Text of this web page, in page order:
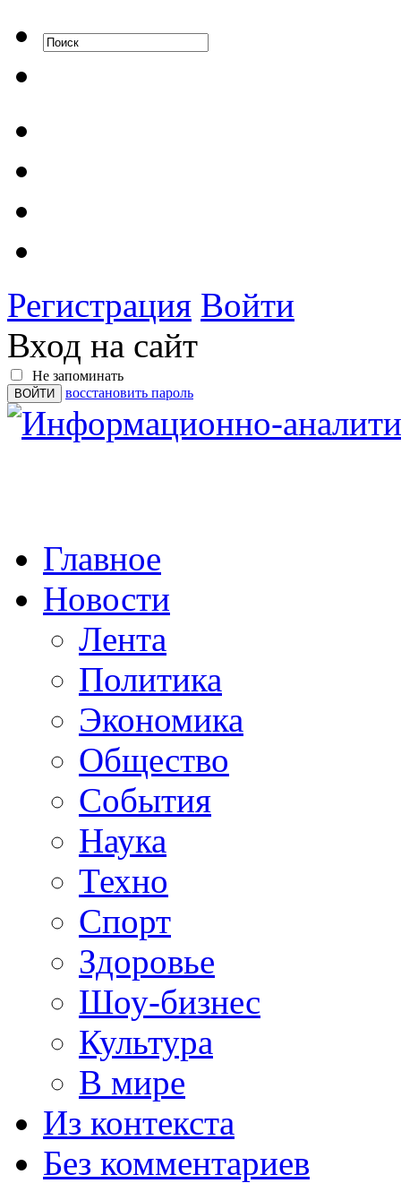
Регистрация Войти
Вход на сайт
Не запоминать
восстановить пароль
Главное
Новости
Лента
Политика
Экономика
Общество
События
Наука
Техно
Спорт
Здоровье
Шоу-бизнес
Культура
В мире
Из контекста
Без комментариев